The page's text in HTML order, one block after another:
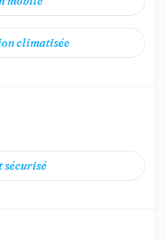
climatisée
sécurisé